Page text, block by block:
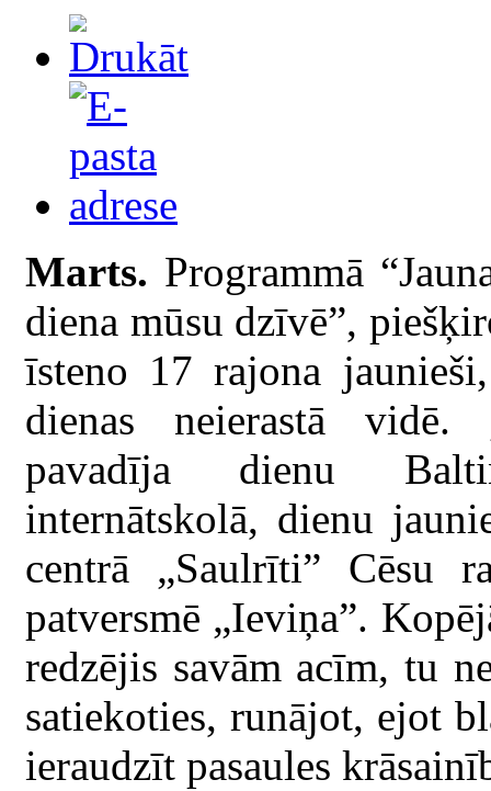
Marts. Programmā
diena mūsu dzīvē”,
īsteno 17 rajona
dienas neierastā vidē.
pavadīja dienu
internātskolā, dienu
centrā „Saulrīti” Cēsu
patversmē „Ieviņa”.
redzējis savām acīm, tu
satiekoties, runājot, ejot
ieraudzīt pasaules